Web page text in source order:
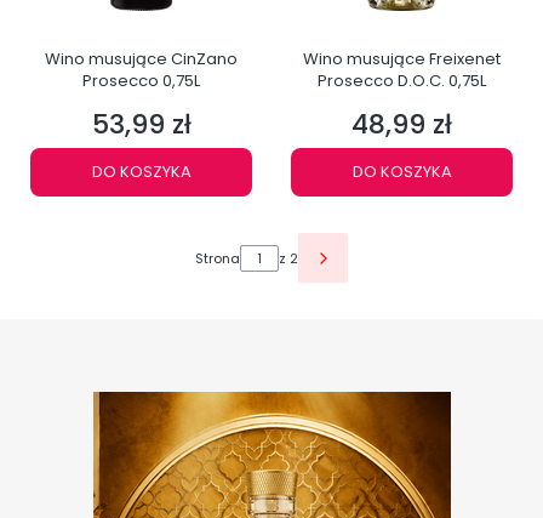
Wino musujące CinZano
Prosecco 0,75L
Cena
53,99 zł
DO KOSZYKA
Wino musujące Freixenet
Prosecco D.O.C. 0,75L
Cena
48,99 zł
DO KOSZYKA
Strona z 2